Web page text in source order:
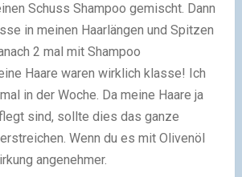
Schuss Shampoo gemischt. Dann
in meinen Haarlängen und Spitzen
2 mal mit Shampoo
Haare waren wirklich klasse! Ich
in der Woche. Da meine Haare ja
sind, sollte dies das ganze
Wenn du es mit Olivenöl
angenehmer.